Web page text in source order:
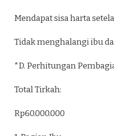
Mendapat sisa harta
Tidak menghalangi ibu
*D. Perhitungan
Total Tirkah:
Rp60.000.000